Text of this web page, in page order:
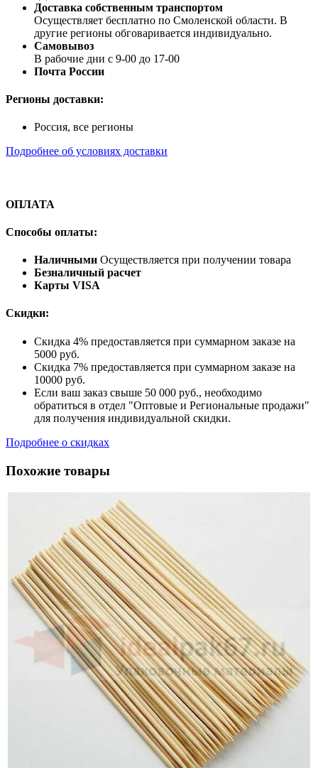
Доставка собственным транспортом
Осуществляет бесплатно по Смоленской области. В
другие регионы обговаривается индивидуально.
Самовывоз
В рабочие дни с 9-00 до 17-00
Почта России
Регионы доставки:
Россия, все регионы
Подробнее об условиях доставки
ОПЛАТА
Способы оплаты:
Наличными Осуществляется при получении товара
Безналичный расчет
Карты VISA
Скидки:
Скидка 4% предоставляется при суммарном заказе на
5000 руб.
Скидка 7% предоставляется при суммарном заказе на
10000 руб.
Если ваш заказ свыше 50 000 руб., необходимо
обратиться в отдел "Оптовые и Региональные продажи"
для получения индивидуальной скидки.
Подробнее о скидках
Похожие товары